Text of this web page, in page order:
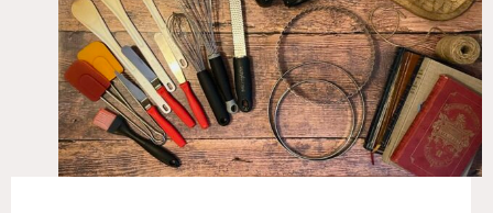
Dans ma Cuisine...